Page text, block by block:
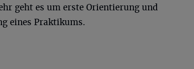
geht es um erste Orientierung und
eines Praktikums.